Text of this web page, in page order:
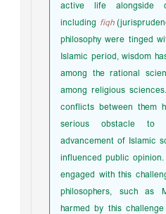
active life alongside
includingfiqh
philosophy were tinged
Islamic period, wisdom
among the rational
among religious
conflicts between them
serious obstacle to
advancement of Islamic
influenced public
engaged with this
philosophers, such as
harmed by this